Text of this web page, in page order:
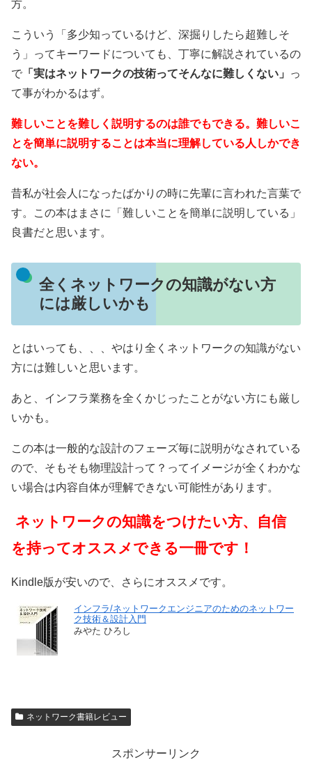
方。
こういう「多少知っているけど、深掘りしたら超難しそ
う」ってキーワードについても、丁寧に解説されているの
で 「実はネットワークの技術ってそんなに難しくない」
っ
て事がわかるはず。
難しいことを難しく説明するのは誰でもできる。難しいこ
とを簡単に説明することは本当に理解している人しかでき
ない。
昔私が社会人になったばかりの時に先輩に言われた言葉で
す。この本はまさに「難しいことを簡単に説明している」
良書だと思います。
全くネットワークの知識がない方
には厳しいかも
とはいっても、、、やはり全くネットワークの知識がない
方には難しいと思います。
あと、インフラ業務を全くかじったことがない方にも厳し
いかも。
この本は一般的な設計のフェーズ毎に説明がなされている
ので、そもそも物理設計って？ってイメージが全くわかな
い場合は内容自体が理解できない可能性があります。
ネットワークの知識をつけたい方、自信
を持ってオススメできる一冊です！
Kindle版が安いので、さらにオススメです。
インフラ/ネットワークエンジニアのためのネットワー
ク技術＆設計入門
みやた ひろし
ネットワーク書籍レビュー
スポンサーリンク